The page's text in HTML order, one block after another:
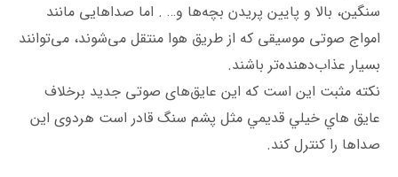
سنگین، بالا و پایین پریدن بچه‌ها و… . اما صداهایی مانند
امواج صوتی موسیقی که از طریق هوا منتقل می‌شوند، می‌توانند
بسیار عذاب‌دهنده‌تر باشند.
نکته مثبت این است که این عایق‌های صوتی جديد برخلاف
عايق هاي خيلي قديمي مثل پشم سنگ قادر است هردوی این
صداها را کنترل کند.